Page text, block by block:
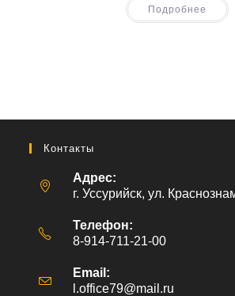
Подробнее
Контакты
Адрес:
г. Уссурийск, ул.
Телефон:
8-914-711-21-00
Email:
l.office79@mail.ru